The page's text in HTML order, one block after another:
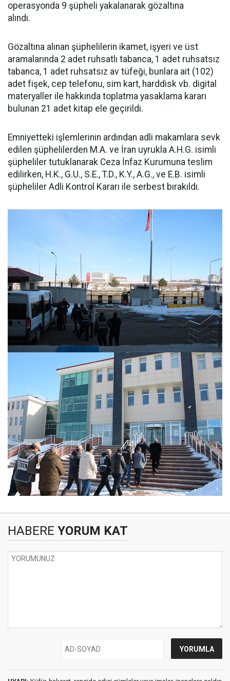
operasyonda 9 şüpheli yakalanarak gözaltına
alındı.
Gözaltına alınan şüphelilerin ikamet, işyeri ve üst
aramalarında 2 adet ruhsatlı tabanca, 1 adet ruhsatsız
tabanca, 1 adet ruhsatsız av tüfeği, bunlara ait (102)
adet fişek, cep telefonu, sim kart, harddisk vb. digital
materyaller ile hakkında toplatma yasaklama kararı
bulunan 21 adet kitap ele geçirildi.
Emniyetteki işlemlerinin ardından adli makamlara sevk
edilen şüphelilerden M.A. ve İran uyrukla A.H.G. isimli
şüpheliler tutuklanarak Ceza İnfaz Kurumuna teslim
edilirken, H.K., G.U., S.E., T.D., K.Y., A.G., ve E.B. isimli
şüpheliler Adli Kontrol Kararı ile serbest bırakıldı.
HABERE YORUM KAT